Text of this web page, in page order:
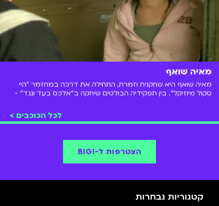
מאיה שואף
מאיה שואף היא שחקנית וזמרת, התחילה את דרכה במחזמר "היי
סקול מיוזיקל". בין תפקידיה הבולטים שיחקה ב"אלכס בעד ונגד" -
לכל הכוכבים >
הצטרפות ל-BIGI
קטגוריות נבחרות